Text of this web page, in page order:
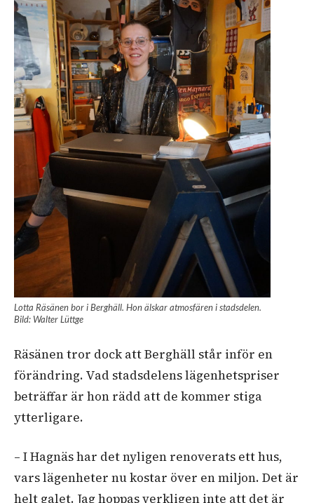
Lotta Räsänen bor i Berghäll. Hon älskar atmosfären i stadsdelen.
Bild: Walter Lüttge
Räsänen tror dock att Berghäll står inför en
förändring. Vad stadsdelens lägenhetspriser
beträffar är hon rädd att de kommer stiga
ytterligare.
– I Hagnäs har det nyligen renoverats ett hus,
vars lägenheter nu kostar över en miljon. Det är
helt galet. Jag hoppas verkligen inte att det är